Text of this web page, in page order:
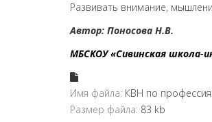
Развивать внимание,
Автор: Поносова Н.В.
МБСКОУ «Сивинская школа-
Имя файла: КВН по
Размер файла: 83 kb